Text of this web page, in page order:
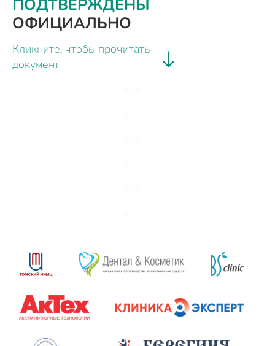
ПОДТВЕРЖДЕНЫ
ОФИЦИАЛЬНО
Кликните, чтобы прочитать
документ